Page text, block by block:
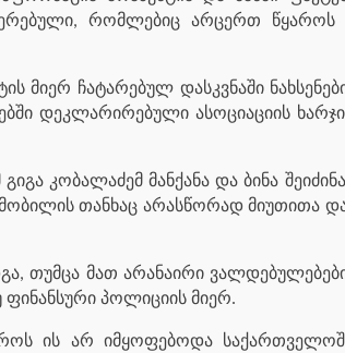
რომლებიც არცერთ
მიერ ჩატარებულ დასკვნაში
დეკლარირებული ასოციაციის
კობალაძემ მანქანა და ბინა
თანხაც არასწორად მიუთითა
თუმცა მათ არანაირი
პოლიციის მიერ.
ის არ იმყოფებოდა